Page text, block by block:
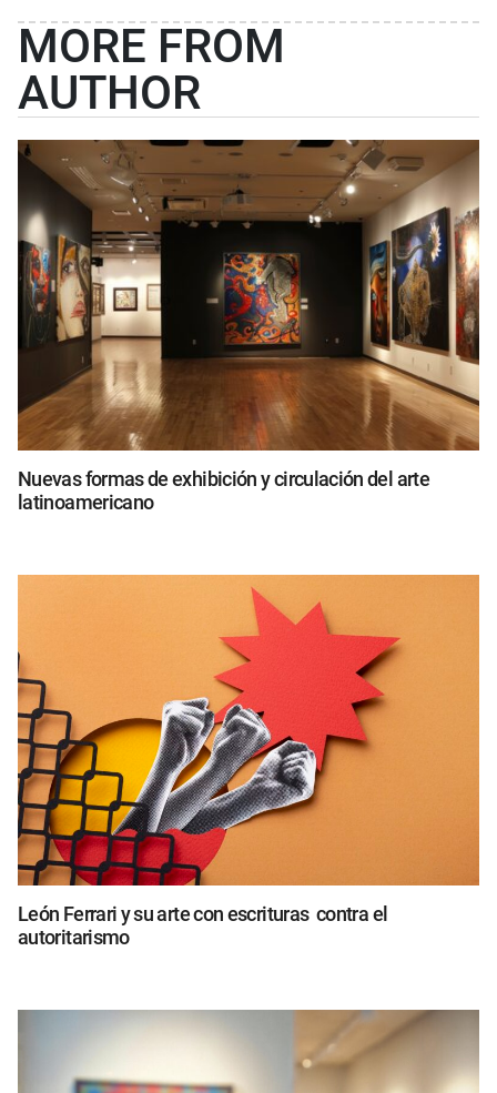
MORE FROM
AUTHOR
Nuevas formas de exhibición y circulación del arte
latinoamericano
León Ferrari y su arte con escrituras contra el
autoritarismo